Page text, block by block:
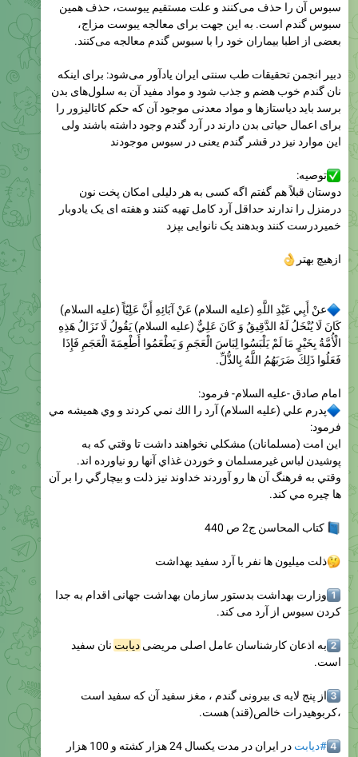
سبوس آن را حذف مى‏‌کنند و علت مستقیم یبوست، حذف همین
سبوس گندم است. به این جهت براى معالجه یبوست مزاج،
بعضى از اطبا بیماران خود را با سبوس گندم معالجه مى‏‌کنند.
دبیر انجمن تحقیقات طب سنتی ایران یادآور می‌شود: براى اینکه
نان گندم خوب هضم و جذب شود و مواد مفید آن به سلول‏‌هاى بدن
برسد باید دیاستازها و مواد معدنى موجود آن که حکم کاتالیزور را
براى اعمال حیاتى بدن دارند در آرد گندم وجود داشته باشند ولى
این‏ موارد نیز در قشر گندم یعنى در سبوس موجودند
توصیه:
دوستان قبلاً هم گفتم اگه کسی به هر دلیلی امکان پخت نون
درمنزل را ندارند حداقل آرد کامل تهیه کنند و هفته ای یک یادوبار
خمیردرست کنند وبدهند یک نانوایی بپزد
ازهیچ بهتر
عنْ أَبِي عَبْدِ اللَّهِ (عليه السلام) عَنْ آبَائِهِ أَنَّ عَلِيّاً (عليه السلام)
كَانَ لَا يُنْخَلُ لَهُ الدَّقِيقُ وَ كَانَ عَلِيٌّ (عليه السلام) يَقُولُ لَا تَزَالُ هَذِهِ
الْأُمَّةُ بِخَيْرٍ مَا لَمْ يَلْبَسُوا لِبَاسَ الْعَجَمِ وَ يَطْعَمُوا أَطْعِمَةَ الْعَجَمِ فَإِذَا
فَعَلُوا ذَلِكَ ضَرَبَهُمُ اللَّهُ بِالذُّلِّ.
امام صادق -عليه السلام- فرمود:
پدرم علي (عليه السلام) آرد را الك نمي كردند و وي هميشه مي
فرمود:
اين امت (مسلمانان) مشكلي نخواهند داشت تا وقتي كه به
پوشيدن لباس غيرمسلمان و خوردن غذاي آنها رو نياورده اند.
وقتي به فرهنگ آن ها رو آوردند خداوند نيز ذلت و بيچارگي را بر آن
ها چيره مي كند.
كتاب المحاسن ج2 ص 440
ذلت میلیون ها نفر با آرد سفید بهداشت
وزارت بهداشت بدستور سازمان بهداشت جهانی اقدام به جدا
کردن سبوس از آرد می کند.
به اذعان کارشناسان عامل اصلی مریضیدیابت نان سفید
است.
از پنج لایه ی بیرونی گندم ، مغز سفید آن که سفید است
،کربوهیدرات خالص(قند) هست.
#دیابت
در ایران در مدت یکسال 24 هزار کشته و 100 هزار